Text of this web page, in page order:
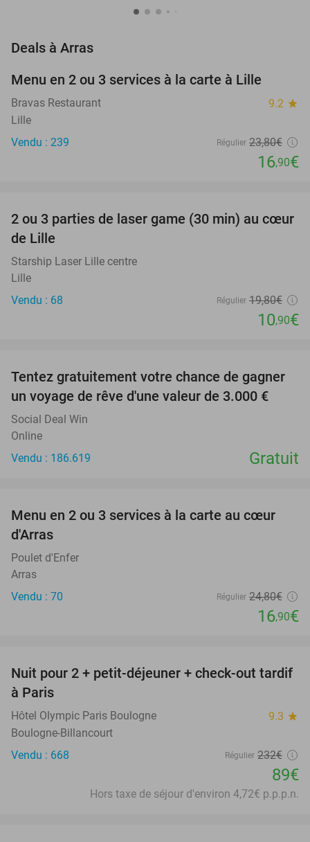
Deals à Arras
Menu en 2 ou 3 services à la carte à Lille
Bravas Restaurant 9.2 star
Lille
Vendu : 239
Régulier 23,80€
16,90€
45%
2 ou 3 parties de laser game (30 min) au cœur
de Lille
Starship Laser Lille centre
Lille
Vendu : 68
Régulier 19,80€
10,90€
Tentez gratuitement votre chance de gagner
un voyage de rêve d'une valeur de 3.000 €
Social Deal Win
Online
Vendu : 186.619
Gratuit
32%
Menu en 2 ou 3 services à la carte au cœur
d'Arras
Poulet d'Enfer
Arras
Vendu : 70
Régulier 24,80€
16,90€
62%
Nuit pour 2 + petit-déjeuner + check-out tardif
à Paris
Hôtel Olympic Paris Boulogne 9.3 star
Boulogne-Billancourt
Vendu : 668
Régulier 232€
89€
Hors taxe de séjour d'environ 4,72€ p.p.p.n.